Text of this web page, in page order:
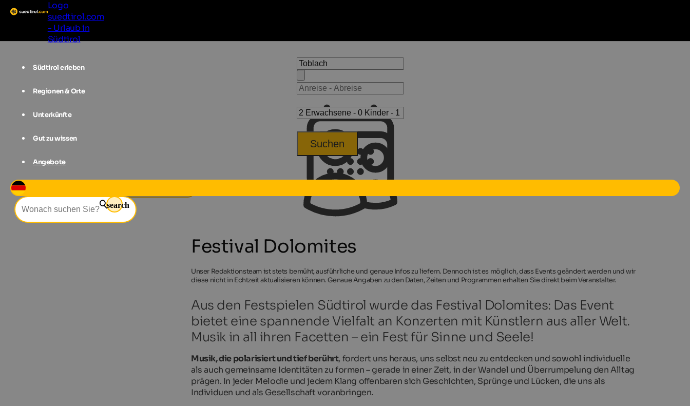
Logo
suedtirol.com
- Urlaub in
Südtirol
Südtirol erleben
Regionen & Orte
Unterkünfte
Gut zu wissen
Angebote
search
Suchen
Festival Dolomites
Unser Redaktionsteam ist stets bemüht, ausführliche und genaue Infos zu liefern. Dennoch ist es möglich, dass Events geändert werden und wir
diese nicht in Echtzeit aktualisieren können. Genaue Angaben zu den Daten, Zeiten und Programmen erhalten Sie direkt beim Veranstalter.
Aus den Festspielen Südtirol wurde das Festival Dolomites: Das Event
bietet eine spannende Vielfalt an Konzerten mit Künstlern aus aller Welt.
Musik in all ihren Facetten – ein Fest für Sinne und Seele!
Musik, die polarisiert und tief berührt, fordert uns heraus, uns selbst neu zu entdecken und sowohl individuelle
als auch gemeinsame Identitäten zu formen – gerade in einer Zeit, in der Wandel und Überrumpelung den Alltag
prägen. In jeder Melodie und jedem Klang offenbaren sich Geschichten, Sprünge und Lücken, die uns als
Individuen und als Gesellschaft voranbringen.